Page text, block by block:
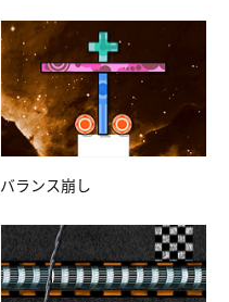
バランス崩し